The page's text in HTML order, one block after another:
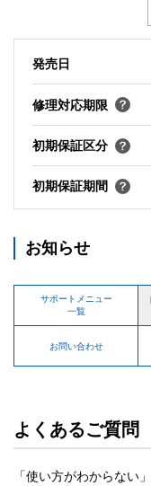
発売日
修理対応期限
初期保証区分
初期保証期間
お知らせ
サポートメニュー
一覧
お問い合わせ
よくあるご質問
「使い方がわからない